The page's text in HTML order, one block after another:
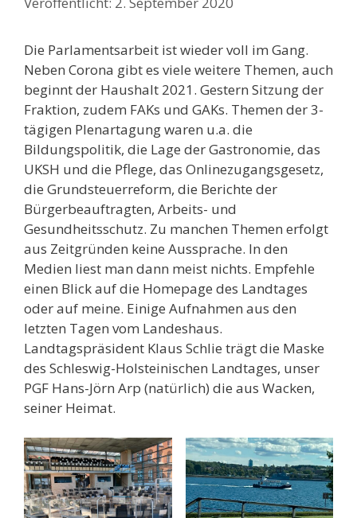
Die Parlamentsarbeit ist wieder voll im Gang.
Neben Corona gibt es viele weitere Themen, auch
beginnt der Haushalt 2021. Gestern Sitzung der
Fraktion, zudem FAKs und GAKs. Themen der 3-
tägigen Plenartagung waren u.a. die
Bildungspolitik, die Lage der Gastronomie, das
UKSH und die Pflege, das Onlinezugangsgesetz,
die Grundsteuerreform, die Berichte der
Bürgerbeauftragten, Arbeits- und
Gesundheitsschutz. Zu manchen Themen erfolgt
aus Zeitgründen keine Aussprache. In den
Medien liest man dann meist nichts. Empfehle
einen Blick auf die Homepage des Landtages
oder auf meine. Einige Aufnahmen aus den
letzten Tagen vom Landeshaus.
Landtagspräsident Klaus Schlie trägt die Maske
des Schleswig-Holsteinischen Landtages, unser
PGF Hans-Jörn Arp (natürlich) die aus Wacken,
seiner Heimat.